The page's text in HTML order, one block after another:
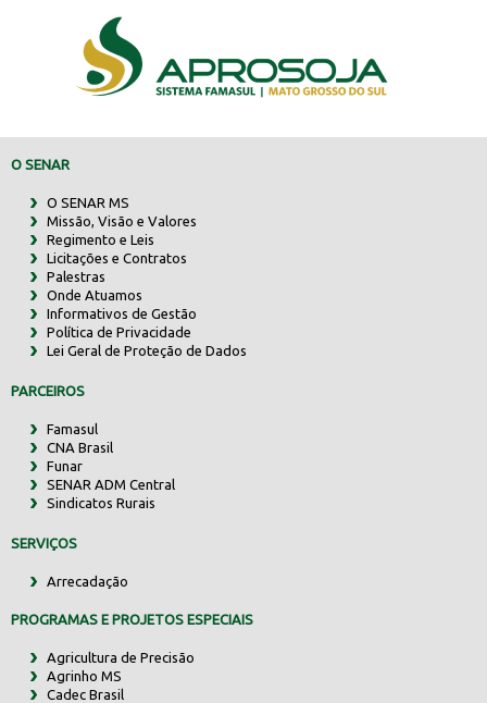
O SENAR
O SENAR MS
Missão, Visão e Valores
Regimento e Leis
Licitações e Contratos
Palestras
Onde Atuamos
Informativos de Gestão
Política de Privacidade
Lei Geral de Proteção de Dados
PARCEIROS
Famasul
CNA Brasil
Funar
SENAR ADM Central
Sindicatos Rurais
SERVIÇOS
Arrecadação
PROGRAMAS E PROJETOS ESPECIAIS
Agricultura de Precisão
Agrinho MS
Cadec Brasil